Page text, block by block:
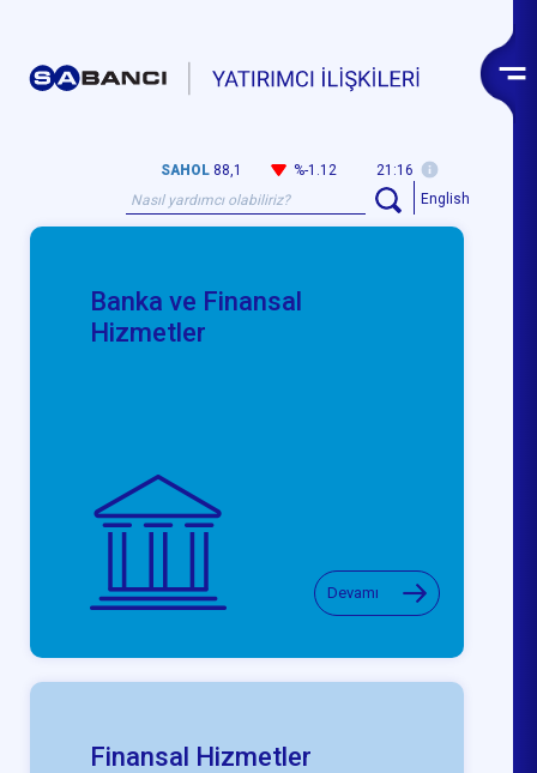
SAHOL 88,1 %-1.12
21:16
English
Banka ve Finansal
Hizmetler
Devamı
Finansal Hizmetler